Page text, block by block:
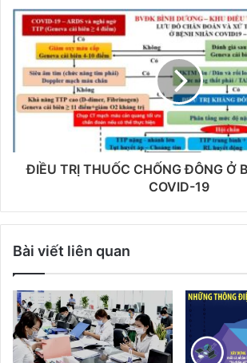
ĐIỀU TRỊ THUỐC CHỐNG ĐÔNG Ở
COVID-19
Bài viết liên quan